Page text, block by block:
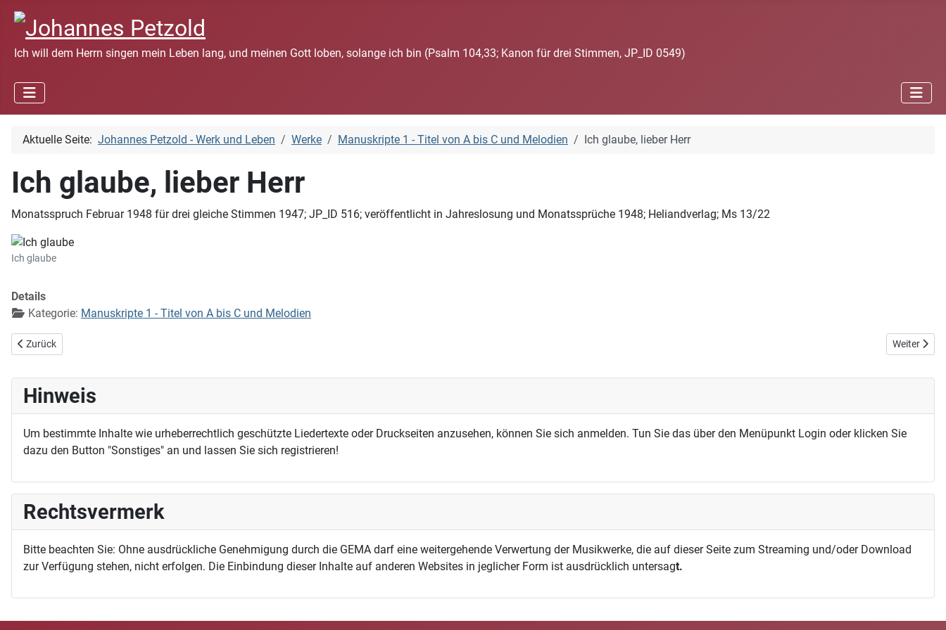
Ich will dem Herrn singen mein Leben lang, und meinen Gott loben, solange ich bin (Psalm 104,33; Kanon für drei Stimmen, JP_ID 0549)
Aktuelle Seite: Johannes Petzold - Werk und Leben Werke Manuskripte 1 - Titel von A bis C und Melodien Ich glaube, lieber Herr
Ich glaube, lieber Herr
Monatsspruch Februar 1948 für drei gleiche Stimmen 1947; JP_ID 516; veröffentlicht in Jahreslosung und Monatssprüche 1948; Heliandverlag; Ms 13/22
Ich glaube
Details
Kategorie: Manuskripte 1 - Titel von A bis C und Melodien
Vorheriger Beitrag: Ich bete mit meiner Stimme
Zurück Nächster
Weiter
Hinweis
Um bestimmte Inhalte wie urheberrechtlich geschützte Liedertexte oder Druckseiten anzusehen, können Sie sich anmelden. Tun Sie das über den Menüpunkt Login oder klicken Sie
dazu den Button "Sonstiges" an und lassen Sie sich registrieren!
Rechtsvermerk
Bitte beachten Sie: Ohne ausdrückliche Genehmigung durch die GEMA darf eine weitergehende Verwertung der Musikwerke, die auf dieser Seite zum Streaming und/oder Download
zur Verfügung stehen, nicht erfolgen. Die Einbindung dieser Inhalte auf anderen Websites in jeglicher Form ist ausdrücklich untersagt.